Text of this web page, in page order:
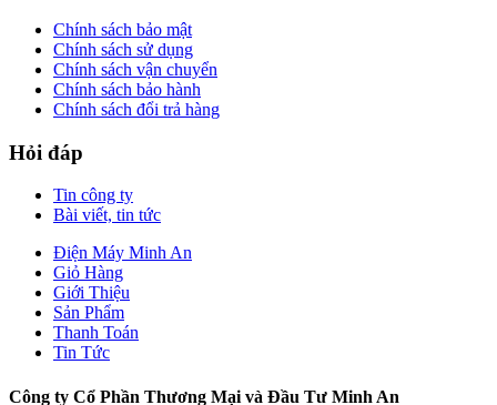
Chính sách bảo mật
Chính sách sử dụng
Chính sách vận chuyển
Chính sách bảo hành
Chính sách đổi trả hàng
Hỏi đáp
Tin công ty
Bài viết, tin tức
Điện Máy Minh An
Giỏ Hàng
Giới Thiệu
Sản Phẩm
Thanh Toán
Tin Tức
Công ty Cổ Phần Thương Mại và Đầu Tư Minh An